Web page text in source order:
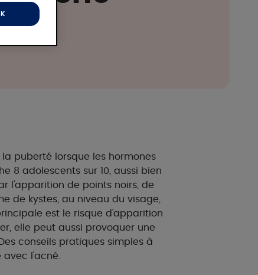
puberté lorsque les hormones
8 adolescents sur 10, aussi bien
l'apparition de points noirs, de
de kystes, au niveau du visage,
est le risque d'apparition
elle peut aussi provoquer une
conseils pratiques simples à
avec l'acné.